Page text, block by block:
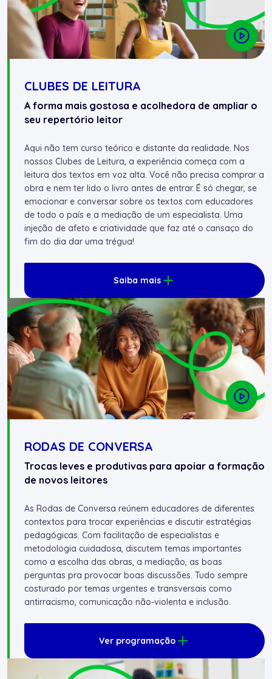
CLUBES DE LEITURA
A forma mais gostosa e acolhedora de ampliar o
seu repertório leitor
Aqui não tem curso teórico e distante da realidade. Nos
nossos Clubes de Leitura, a experiência começa com a
leitura dos textos em voz alta. Você não precisa comprar a
obra e nem ter lido o livro antes de entrar. É só chegar, se
emocionar e conversar sobre os textos com educadores
de todo o país e a mediação de um especialista. Uma
injeção de afeto e criatividade que faz até o cansaço do
fim do dia dar uma trégua!
Saiba mais
RODAS DE CONVERSA
Trocas leves e produtivas para apoiar a formação
de novos leitores
As Rodas de Conversa reúnem educadores de diferentes
contextos para trocar experiências e discutir estratégias
pedagógicas. Com facilitação de especialistas e
metodologia cuidadosa, discutem temas importantes
como a escolha das obras, a mediação, as boas
perguntas pra provocar boas discussões. Tudo sempre
costurado por temas urgentes e transversais como
antirracismo, comunicação não-violenta e inclusão.
Ver programação